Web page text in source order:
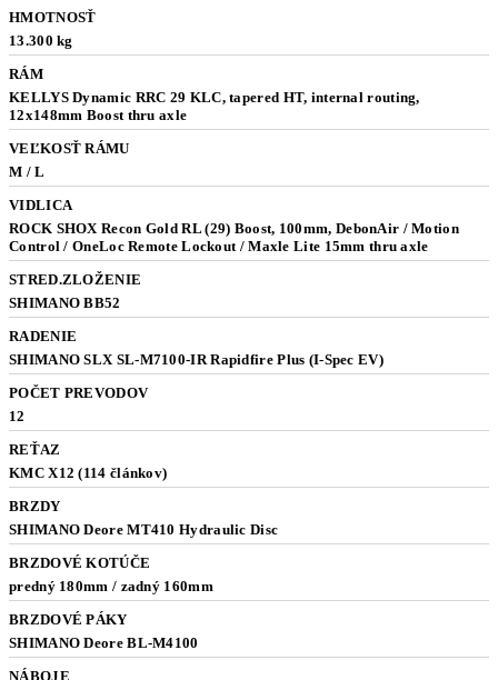
HMOTNOSŤ
13.300 kg
RÁM
KELLYS Dynamic RRC 29 KLC, tapered HT, internal routing,
12x148mm Boost thru axle
VEĽKOSŤ RÁMU
M / L
VIDLICA
ROCK SHOX Recon Gold RL (29) Boost, 100mm, DebonAir / Motion
Control / OneLoc Remote Lockout / Maxle Lite 15mm thru axle
STRED.ZLOŽENIE
SHIMANO BB52
RADENIE
SHIMANO SLX SL-M7100-IR Rapidfire Plus (I-Spec EV)
POČET PREVODOV
12
REŤAZ
KMC X12 (114 článkov)
BRZDY
SHIMANO Deore MT410 Hydraulic Disc
BRZDOVÉ KOTÚČE
predný 180mm / zadný 160mm
BRZDOVÉ PÁKY
SHIMANO Deore BL-M4100
NÁBOJE